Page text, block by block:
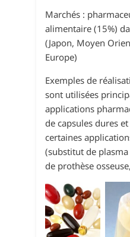
Marchés :
alimentaire (15%)
(Japon, Moyen
Europe)
Exemples de
sont utilisées
applications
de capsules dures
certaines
(substitut de
de prothèse